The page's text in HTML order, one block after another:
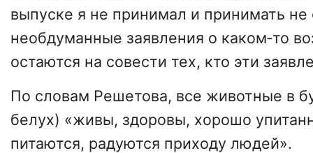
выпуске я не принимал и принимать
необдуманные заявления о каком‑то
остаются на совести тех, кто эти
По словам Решетова, все животные в
белух) «живы, здоровы, хорошо
питаются, радуются приходу людей».